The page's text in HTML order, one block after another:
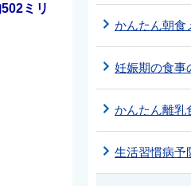
ミリ
かんたん朝食
妊娠期の食事
かんたん離乳
生活習慣病予